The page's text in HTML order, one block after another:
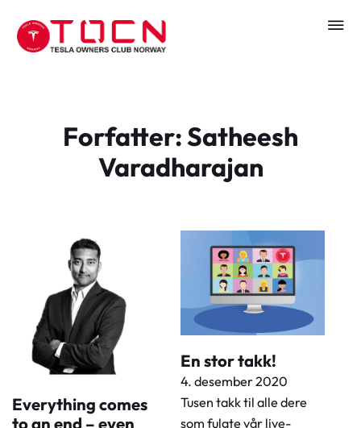
Forfatter:Satheesh
Varadharajan
Everything comes
to an end – even
En stor takk!
4. desember 2020
Tusen takk til alle dere
som fulgte vår live-